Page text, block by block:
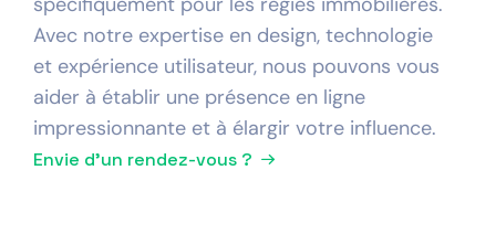
Avec notre expertise en design, technologie
et expérience utilisateur, nous pouvons vous
aider à établir une présence en ligne
impressionnante et à élargir votre influence.
Envie d'un rendez-vous ?